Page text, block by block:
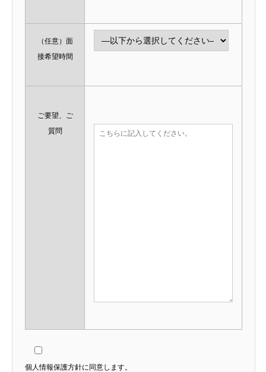
（任意） 面
接希望時間
ご要望、ご
質問
個人情報保護方針に同意します。